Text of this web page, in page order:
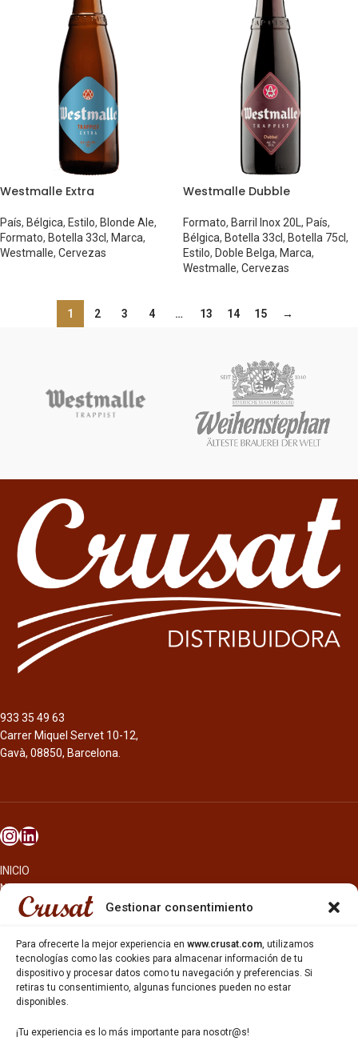
Gestionar consentimiento
Para ofrecerte la mejor experiencia en www.crusat.com, utilizamos
tecnologías como las cookies para almacenar información de tu
dispositivo y procesar datos como tu navegación y preferencias. Si
retiras tu consentimiento, algunas funciones pueden no estar
disponibles.
¡Tu experiencia es lo más importante para nosotr@s!
Westmalle Extra
País, Bélgica, Estilo, Blonde Ale,
Formato, Botella 33cl, Marca,
Westmalle, Cervezas
Westmalle Dubble
Formato, Barril Inox 20L, País,
Bélgica, Botella 33cl, Botella 75cl,
Estilo, Doble Belga, Marca,
Westmalle, Cervezas
1 2 3 4 … 13 14 15 →
933 35 49 63
Carrer Miquel Servet 10-12,
Gavà, 08850, Barcelona.
INICIO
NOSOTROS
CERVEZAS
OTROS PRODUCTOS
REPARTO EN BARCELONA
HOSTELERÍA Y PEQUEÑA ALIMENTACIÓN
CARTAS DE CERVEZAS Y VINO
CATAS Y FORMACIONES
SERVICIO TÉCNICO